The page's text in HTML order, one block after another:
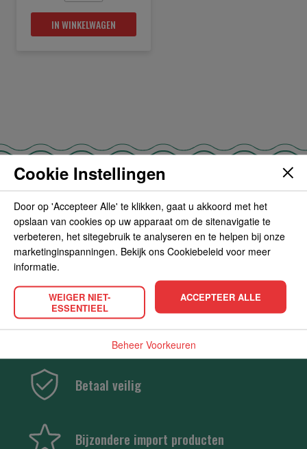
IN WINKELWAGEN
Gratis verzending vanaf 35 euro
Snelle bezorging
Tot de deur thuisbezorgd
Betaal veilig
Bijzondere import producten
Cookie Instellingen
Door op 'Accepteer Alle' te klikken, gaat u akkoord met het
opslaan van cookies op uw apparaat om de sitenavigatie te
verbeteren, het sitegebruik te analyseren en te helpen bij onze
marketinginspanningen. Bekijk ons Cookiebeleid voor meer
informatie.
WEIGER NIET-
ESSENTIEEL
ACCEPTEER ALLE
Beheer Voorkeuren